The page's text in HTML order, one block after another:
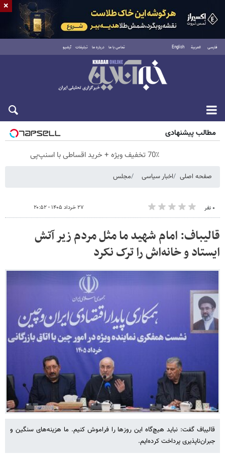
فارسی العربية English تماس با ما درباره ما تبلیغات آرشیو
پنجشنبه ۱۵ مرداد ۱۴۰۵
مطالب پیشنهادی
70٪ تخفیف ویژه + خرید اقساطی با اسنپ‌پی
صفحه اصلی اخبار سیاسی مجلس
۰ نفر ۲۷ خرداد ۱۴۰۵ - ۲۰:۵۲
قالیباف: امام شهید ما مثل مردم زیر آتش
ایستاد و خانه‌اش را ترک نکرد
قالیباف گفت: نباید هیچ‌گاه این روزها را فراموش کنیم. ما هزینه‌های سنگین و
جبران‌ناپذیری پرداخت کرده‌ایم.
×